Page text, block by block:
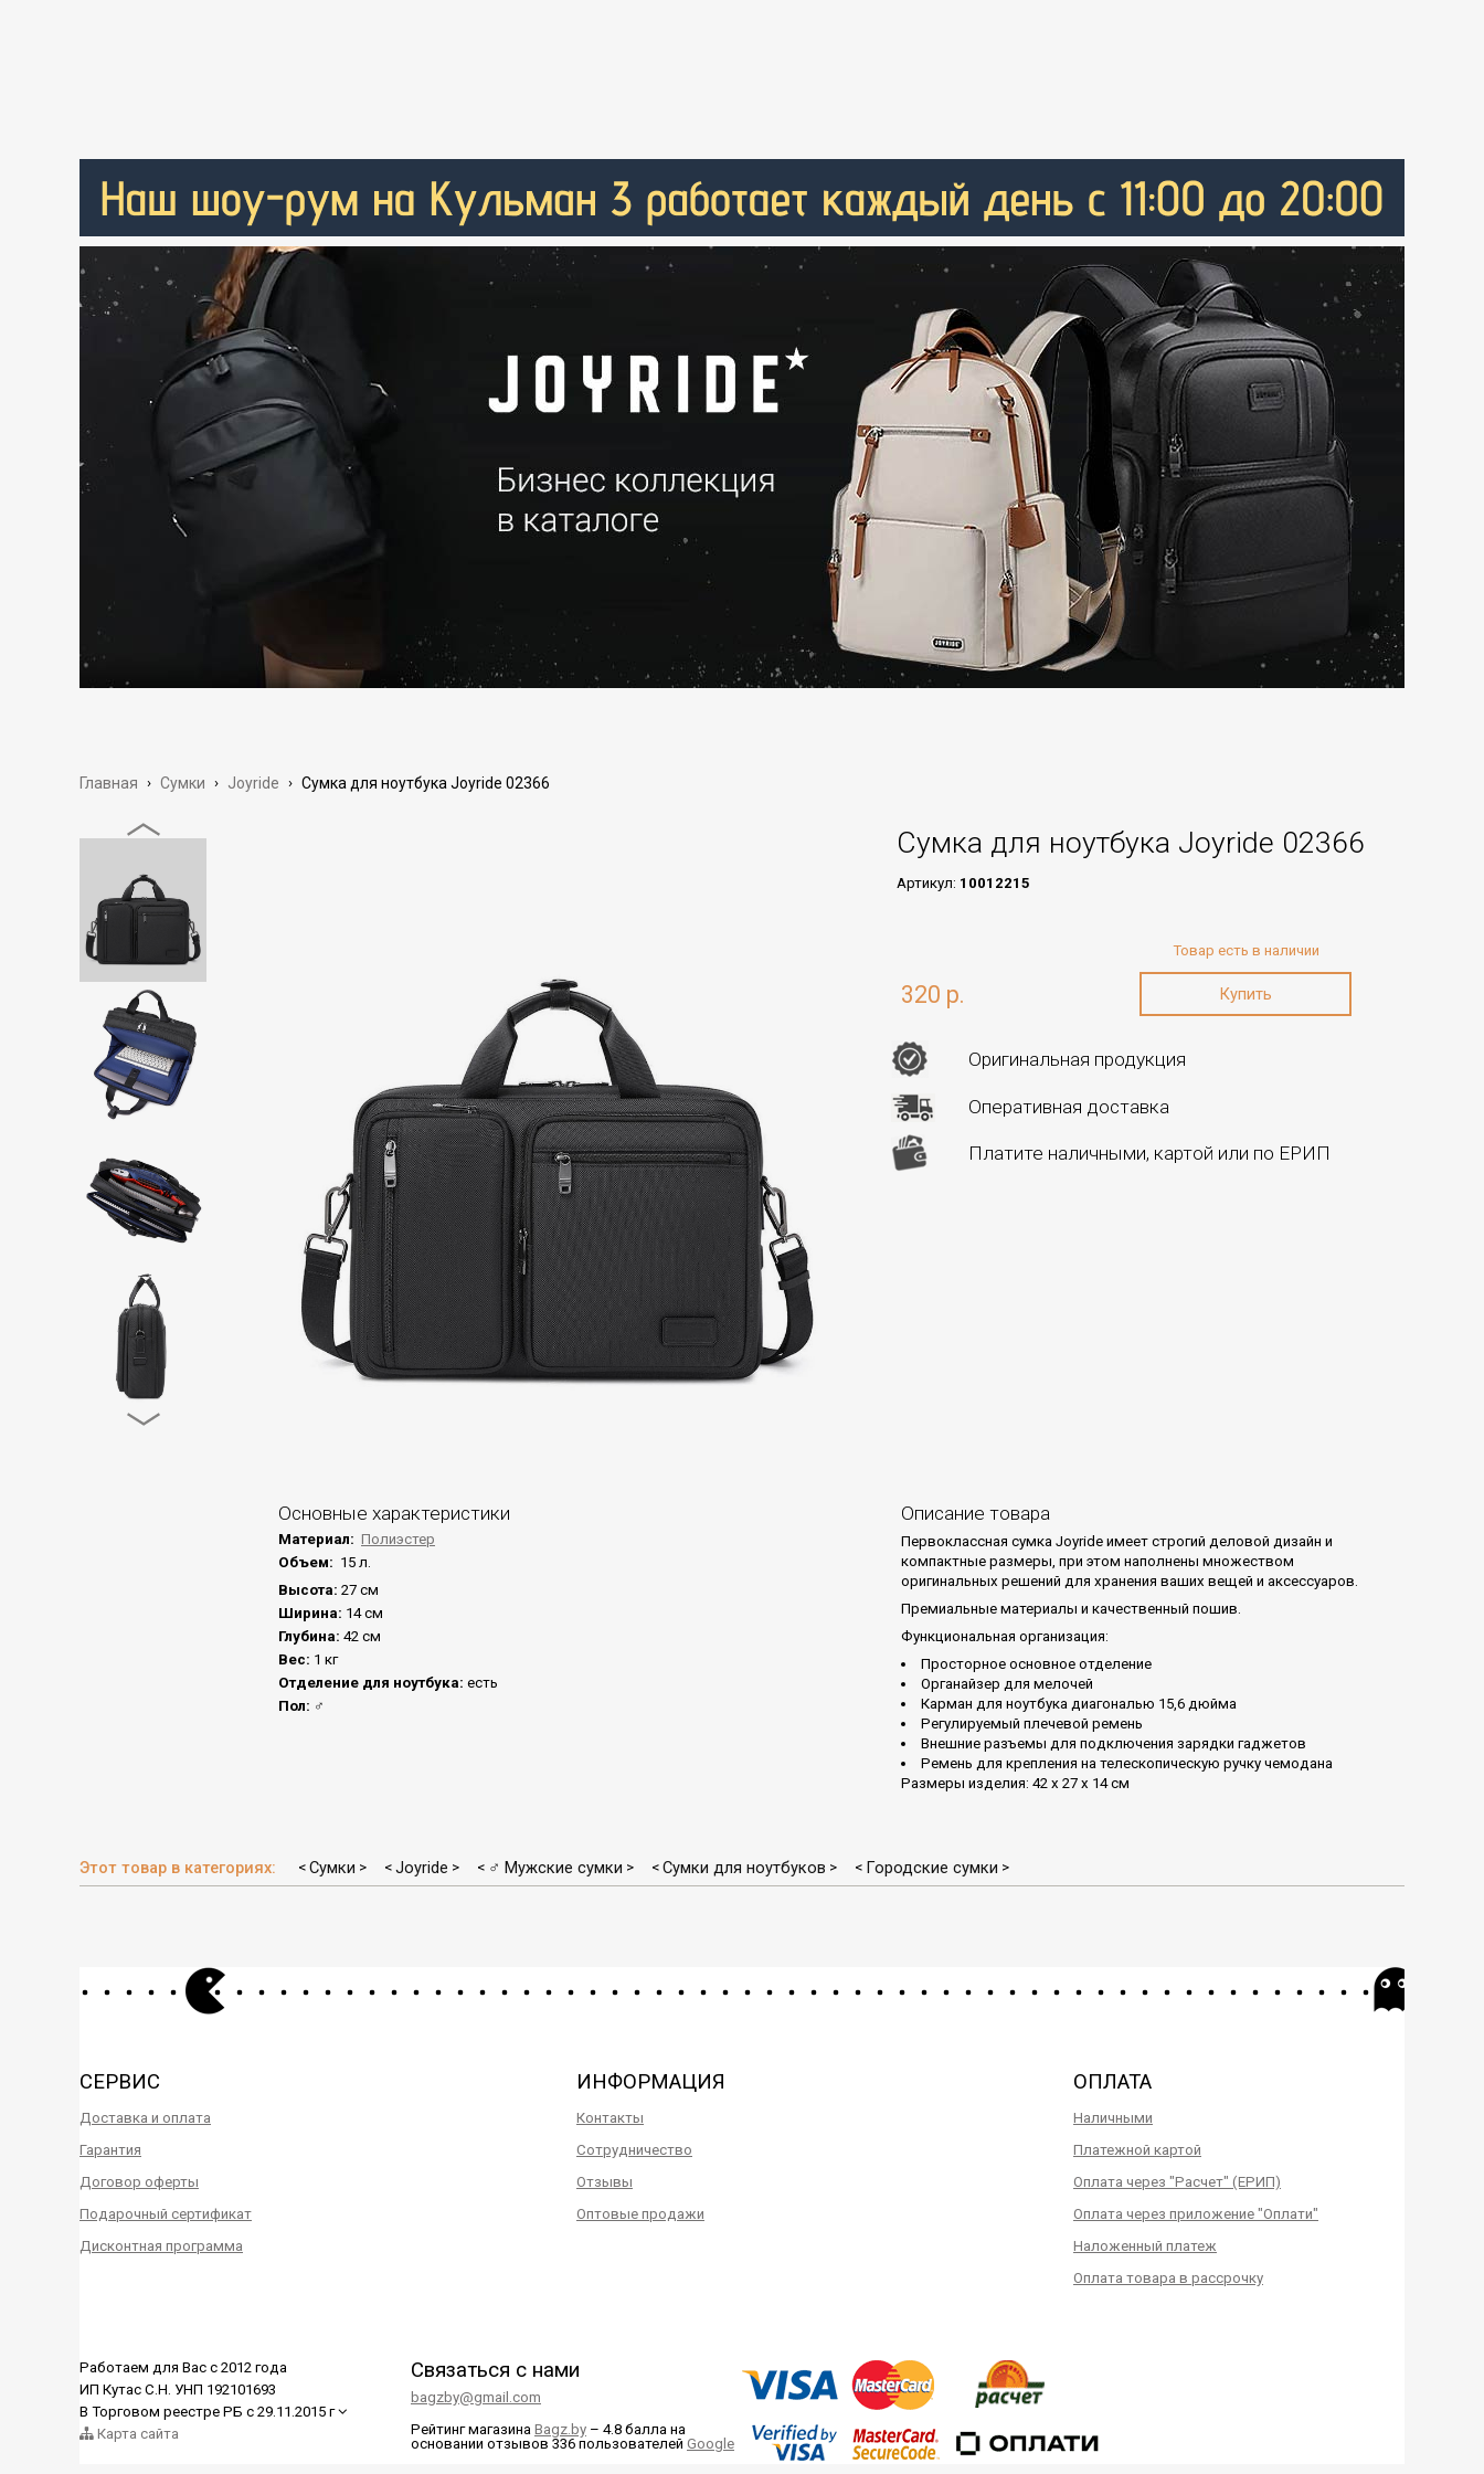
Главная › Сумки › Joyride › Сумка для ноутбука Joyride 02366
Сумка для ноутбука Joyride 02366
Артикул: 10012215
320 р.
Товар есть в наличии
Оригинальная продукция
Оперативная доставка
Платите наличными, картой или по ЕРИП
Основные характеристики
Материал: Полиэстер
Объем: 15 л.
Высота: 27 см
Ширина: 14 см
Глубина: 42 см
Вес: 1 кг
Отделение для ноутбука: есть
Пол: ♂
Описание товара
Первоклассная сумка Joyride имеет строгий деловой дизайн и
компактные размеры, при этом наполнены множеством
оригинальных решений для хранения ваших вещей и аксессуаров.
Премиальные материалы и качественный пошив.
Функциональная организация:
Просторное основное отделение
Органайзер для мелочей
Карман для ноутбука диагональю 15,6 дюйма
Регулируемый плечевой ремень
Внешние разъемы для подключения зарядки гаджетов
Ремень для крепления на телескопическую ручку чемодана
Размеры изделия: 42 х 27 x 14 см
Этот товар в категориях: < Сумки > < Joyride > < ♂ Мужские сумки > < Сумки для ноутбуков > < Городские сумки >
СЕРВИС
Доставка и оплата
Гарантия
Договор оферты
Подарочный сертификат
Дисконтная программа
ИНФОРМАЦИЯ
Контакты
Сотрудничество
Отзывы
Оптовые продажи
ОПЛАТА
Наличными
Платежной картой
Оплата через "Расчет" (ЕРИП)
Оплата через приложение "Оплати"
Наложенный платеж
Оплата товара в рассрочку
Работаем для Вас с 2012 года
ИП Кутас С.Н. УНП 192101693
В Торговом реестре РБ с 29.11.2015 г
Карта сайта
Связаться с нами
bagzby@gmail.com
Рейтинг магазина Bagz.by – 4.8 балла на
основании отзывов 336 пользователей Google